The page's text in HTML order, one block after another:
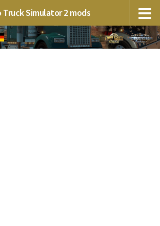
Truck Simulator 2 mods